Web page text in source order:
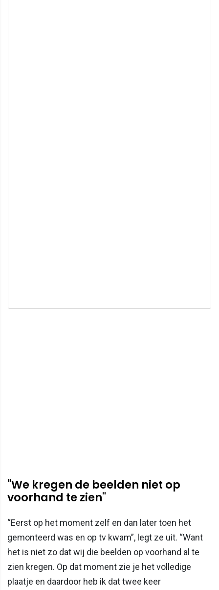
"We kregen de beelden niet op
voorhand te zien"
“Eerst op het moment zelf en dan later toen het
gemonteerd was en op tv kwam”, legt ze uit. “Want
het is niet zo dat wij die beelden op voorhand al te
zien kregen. Op dat moment zie je het volledige
plaatje en daardoor heb ik dat twee keer